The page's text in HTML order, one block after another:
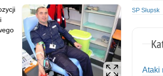
SP Słupsk
Ataki